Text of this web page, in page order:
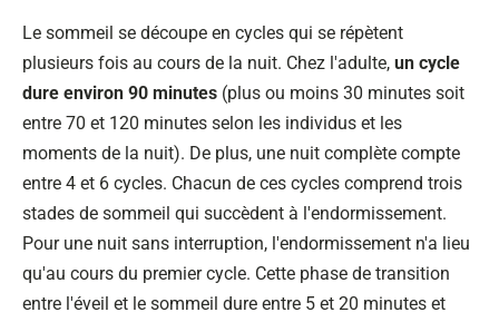
Le sommeil se découpe en cycles qui se répètent
plusieurs fois au cours de la nuit. Chez l'adulte, un cycle
dure environ 90 minutes (plus ou moins 30 minutes soit
entre 70 et 120 minutes selon les individus et les
moments de la nuit). De plus, une nuit complète compte
entre 4 et 6 cycles. Chacun de ces cycles comprend trois
stades de sommeil qui succèdent à l'endormissement.
Pour une nuit sans interruption, l'endormissement n'a lieu
qu'au cours du premier cycle. Cette phase de transition
entre l'éveil et le sommeil dure entre 5 et 20 minutes et